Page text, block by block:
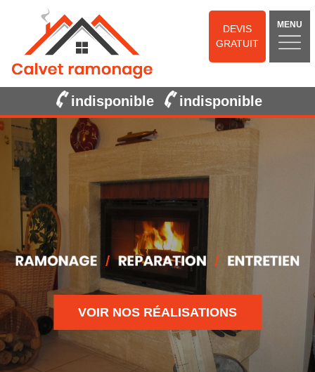
DEVIS
GRATUIT
MENU
indisponible indisponible
VOIR NOS RÉALISATIONS